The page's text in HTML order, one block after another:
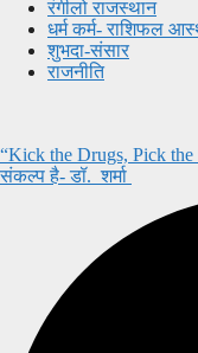
रंगीलो राजस्थान
धर्म कर्म- राशिफल
शुभदा-संसार
राजनीति
“Kick the Drugs, Pick the
संकल्प है- डॉ. शर्मा